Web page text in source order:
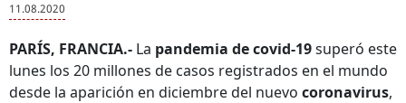
11.08.2020
PARÍS, FRANCIA.- La pandemia de covid-19superó este
lunes los 20 millones de casos registrados en el mundo
desde la aparición en diciembre del nuevo coronavirus,